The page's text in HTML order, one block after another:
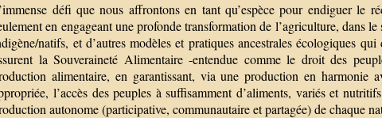
défi que nous affrontons en tant qu’espèce pour endiguer le
en engageant une profonde transformation de l’agriculture, dans
natifs, et d’autres modèles et pratiques ancestrales écologiques
la Souveraineté Alimentaire -entendue comme le droit des
alimentaire, en garantissant, via une production en harmonie
l’accès des peuples à suffisamment d’aliments, variés et
autonome (participative, communautaire et partagée) de chaque